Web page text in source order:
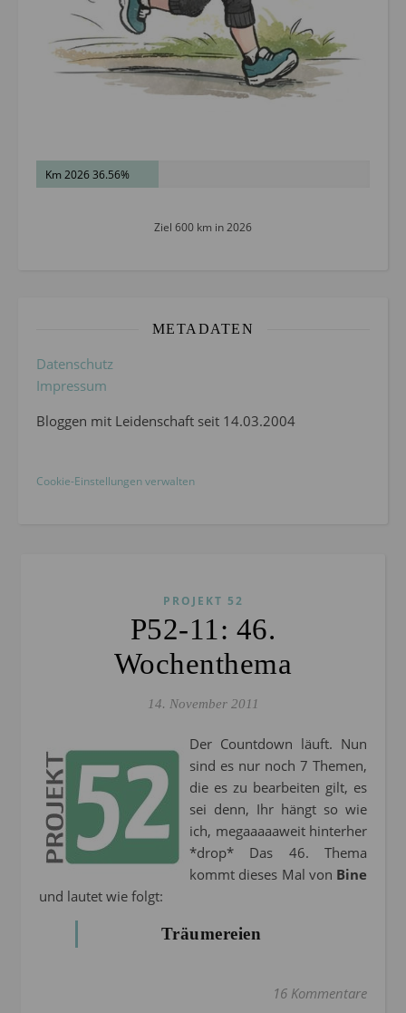
Km 2026 36.56%
Ziel 600 km in 2026
METADATEN
Datenschutz
Impressum
Bloggen mit Leidenschaft seit 14.03.2004
Cookie-Einstellungen verwalten
PROJEKT 52
P52-11: 46.
Wochenthema
14. November 2011
Der Countdown läuft. Nun
sind es nur noch 7 Themen,
die es zu bearbeiten gilt, es
sei denn, Ihr hängt so wie
ich, megaaaaaweit hinterher
*drop* Das 46. Thema
kommt dieses Mal von Bine
und lautet wie folgt:
Träumereien
16 Kommentare